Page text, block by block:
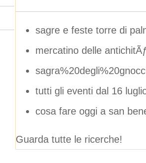
sagre e feste torre di
mercatino delle
tutti gli eventi dal 16
cosa fare oggi a san
Guarda tutte le ricerche!